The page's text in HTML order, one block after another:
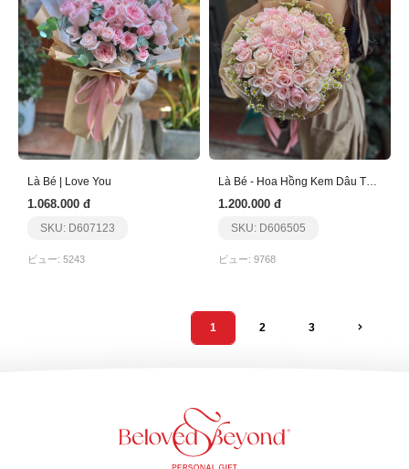
Là Bé | Love You
1.068.000 đ
SKU: D607123
ビュー: 5243
Là Bé - Hoa Hồng Kem Dâu Tặng Sinh Nhật
1.200.000 đ
SKU: D606505
ビュー: 9768
1 2 3